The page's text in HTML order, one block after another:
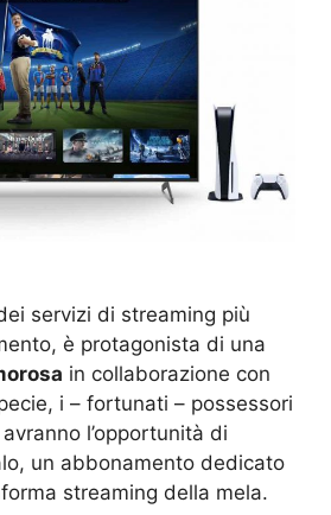
servizi di streaming più
è protagonista di una
in collaborazione con
i – fortunati – possessori
avranno l’opportunità di
un abbonamento dedicato
streaming della mela.